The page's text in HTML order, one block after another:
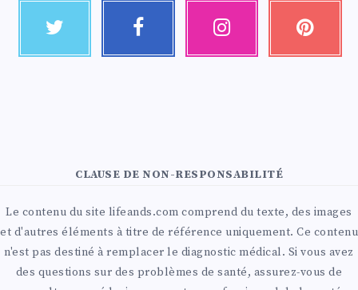
CLAUSE DE NON-RESPONSABILITÉ
Le contenu du site lifeands.com comprend du texte, des images
et d'autres éléments à titre de référence uniquement. Ce contenu
n'est pas destiné à remplacer le diagnostic médical. Si vous avez
des questions sur des problèmes de santé, assurez-vous de